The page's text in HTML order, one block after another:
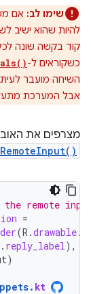
שימו לב: אם
להיות שהוא ישיב
קוד בקשה שונה
כשקוראים ל-
השיחה מועבר
אבל המערכת
מצרפים את
remote
=
(R .drawable.
. reply_label ),
)
. kt